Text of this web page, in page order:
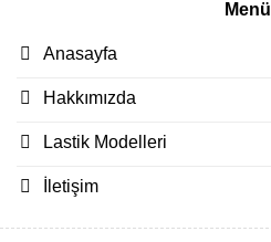
Menü
Anasayfa
Hakkımızda
Lastik Modelleri
İletişim